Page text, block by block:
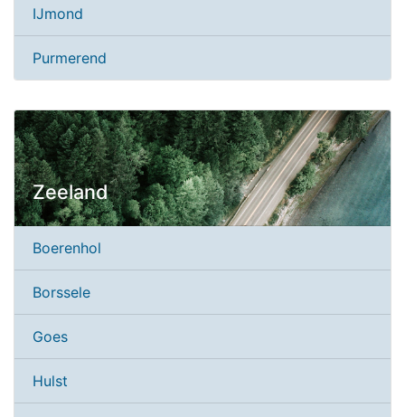
IJmond
Purmerend
Zeeland
Boerenhol
Borssele
Goes
Hulst